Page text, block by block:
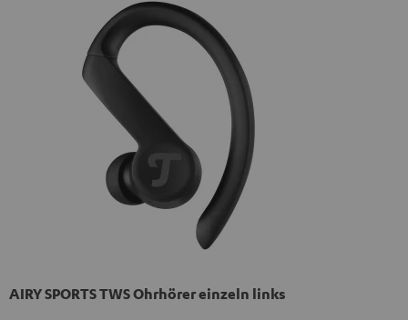
AIRY SPORTS TWS Ohrhörer einzeln links